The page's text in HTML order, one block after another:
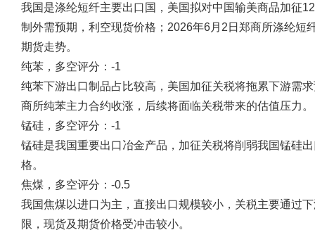
我国是涤纶短纤主要出口国，美国拟对中国输美商品加征
制外需预期，利空现货价格；2026年6月2日郑商所涤纶短
期货走势。
纯苯，多空评分：-1
纯苯下游出口制品占比较高，美国加征关税将拖累下游需
商所纯苯主力合约收涨，后续将面临关税带来的估值压力。
锰硅，多空评分：-1
锰硅是我国重要出口冶金产品，加征关税将削弱我国锰硅
格。
焦煤，多空评分：-0.5
我国焦煤以进口为主，直接出口规模较小，关税主要通过
限，现货及期货价格受冲击较小。